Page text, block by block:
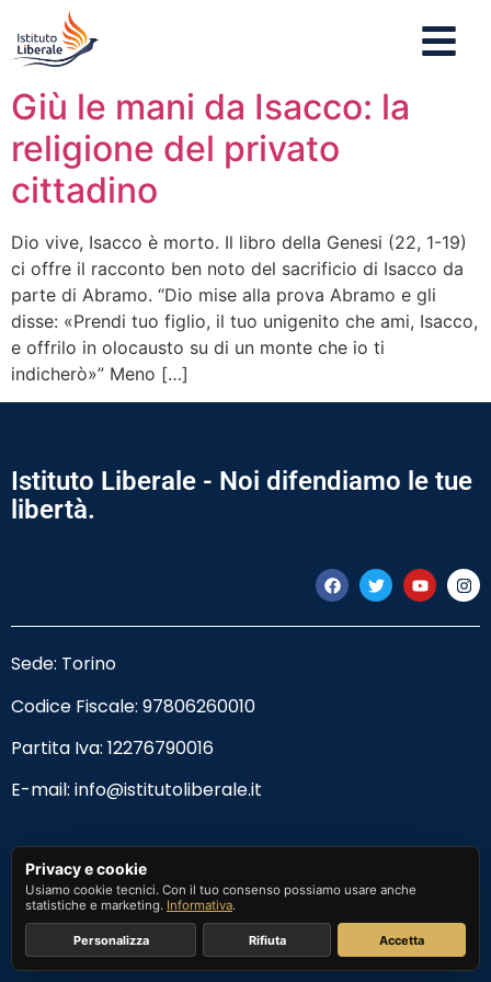
Giù le mani da Isacco: la
religione del privato
cittadino
Dio vive, Isacco è morto. Il libro della Genesi (22, 1-19)
ci offre il racconto ben noto del sacrificio di Isacco da
parte di Abramo. “Dio mise alla prova Abramo e gli
disse: «Prendi tuo figlio, il tuo unigenito che ami, Isacco,
e offrilo in olocausto su di un monte che io ti
indicherò»” Meno […]
Istituto Liberale - Noi difendiamo le tue
libertà.
Sede: Torino
Codice Fiscale: 97806260010
Partita Iva: 12276790016
E-mail: info@istitutoliberale.it
Privacy Policy
Privacy e cookie
Usiamo cookie tecnici. Con il tuo consenso possiamo usare anche
statistiche e marketing. Informativa.
Personalizza Rifiuta Accetta